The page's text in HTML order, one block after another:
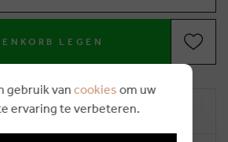
LEGEN
gebruik vancookies om uw
ervaring te verbeteren.